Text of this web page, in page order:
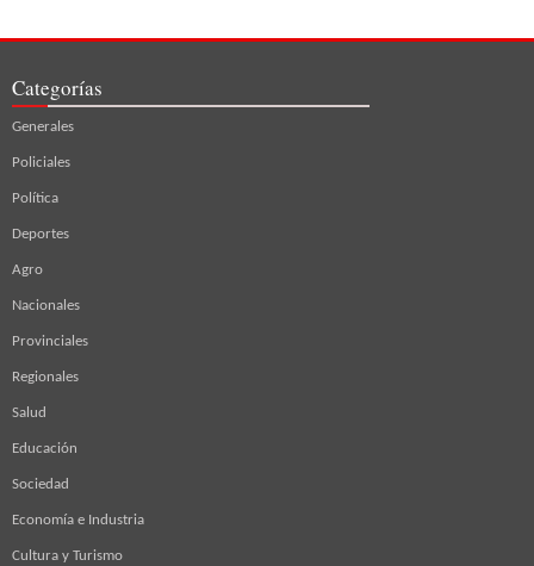
Categorías
Generales
Policiales
Política
Deportes
Agro
Nacionales
Provinciales
Regionales
Salud
Educación
Sociedad
Economía e Industria
Cultura y Turismo